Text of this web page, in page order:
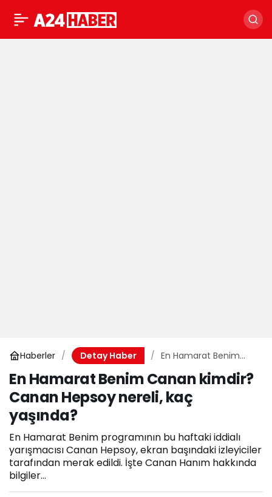
Haberler Detay Haber
En Hamarat Benim
Hepsoy nereli, kaç
yaşında?
En Hamarat Benim Canan kimdir?
Canan Hepsoy nereli, kaç
yaşında?
En Hamarat Benim programının bu haftaki iddialı
yarışmacısı Canan Hepsoy, ekran başındaki izleyiciler
tarafından merak edildi. İşte Canan Hanım hakkında
bilgiler...